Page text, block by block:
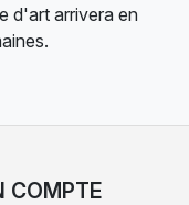
d'art arrivera en
COMPTE